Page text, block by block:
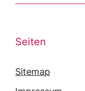
Seiten
Sitemap